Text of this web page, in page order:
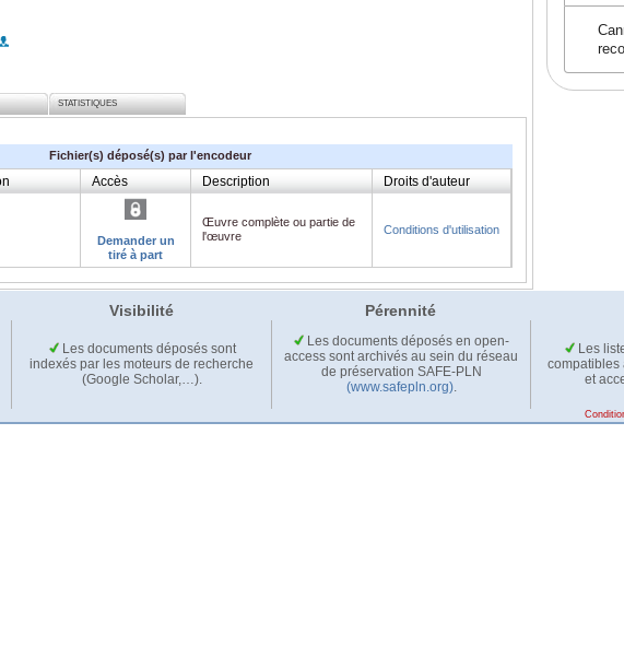
STATISTIQUES
Fichier(s) déposé(s) par l'encodeur
Accès Description Droits d'auteur
Demander un
tiré à part
Œuvre complète ou partie de
l'œuvre
Conditions d'utilisation
Visibilité Pérennité
Les documents déposés sont
indexés par les moteurs de recherche
(Google Scholar,…).
Les documents déposés en open-
access sont archivés au sein du réseau
de préservation SAFE-PLN
(www.safepln.org).
Les
compatibles
et